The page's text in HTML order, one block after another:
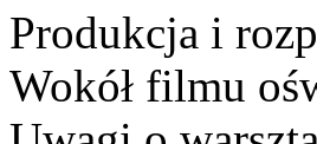
Produkcja i
Wokół filmu